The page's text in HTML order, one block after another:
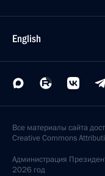
English
Все материалы сайта
Creative Commons
Администрация
2026 год